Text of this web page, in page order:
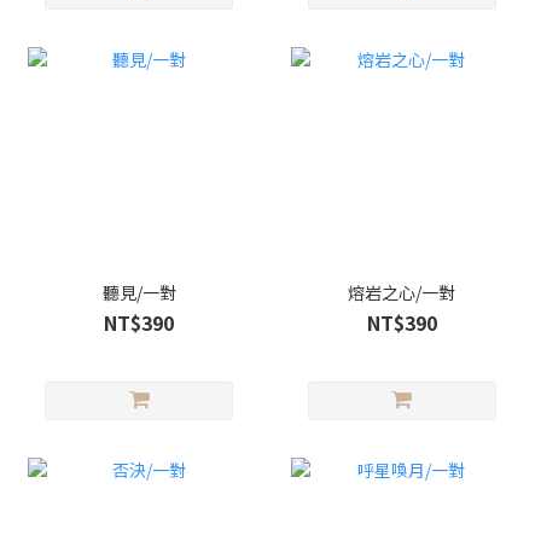
聽見/一對
NT$390
熔岩之心/一對
NT$390